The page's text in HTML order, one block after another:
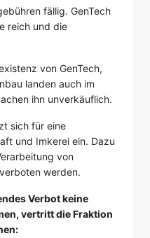
fällig. GenTech
reich und die
von GenTech,
landen auch im
ihn unverkäuflich.
sich für eine
und Imkerei ein. Dazu
von
werden.
Verbot keine
vertritt die Fraktion